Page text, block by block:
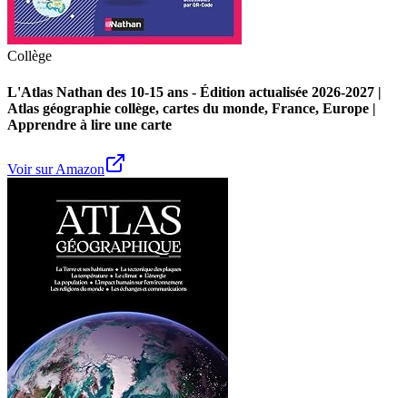
Collège
L'Atlas Nathan des 10-15 ans - Édition actualisée 2026-2027 |
Atlas géographie collège, cartes du monde, France, Europe |
Apprendre à lire une carte
Voir sur Amazon